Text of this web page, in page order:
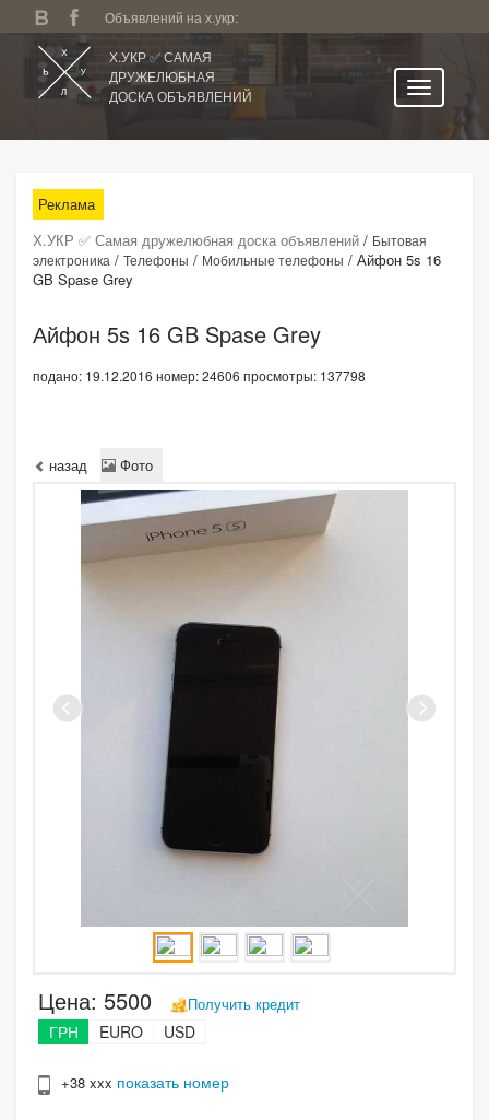
Объявлений на х.укр:
Х.УКР ✅ САМАЯ
ДРУЖЕЛЮБНАЯ
ДОСКА ОБЪЯВЛЕНИЙ
Все регионы
Категории
Избранное
Личный кабинет
Поиск по сайту
Реклама
Х.УКР ✅ Самая дружелюбная доска объявлений / Бытовая
электроника / Телефоны / Мобильные телефоны / Айфон 5s 16
GB Spase Grey
Айфон 5s 16 GB Spase Grey
подано: 19.12.2016 номер: 24606 просмотры: 137798
назад Фото
Цена: 5500 Получить кредит
ГРН EURO USD
+38 xxx показать номер